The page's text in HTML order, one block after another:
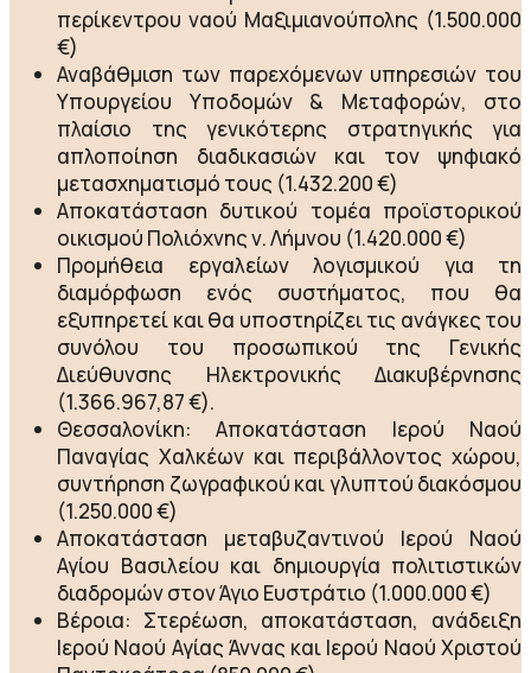
περίκεντρου ναού Μαξιμιανούπολης (1.500.000
€)
Αναβάθμιση των παρεχόμενων υπηρεσιών του
Υπουργείου Υποδομών & Μεταφορών, στο
πλαίσιο της γενικότερης στρατηγικής για
απλοποίηση διαδικασιών και τον ψηφιακό
μετασχηματισμό τους (1.432.200 €)
Αποκατάσταση δυτικού τομέα προϊστορικού
οικισμού Πολιόχνης ν. Λήμνου (1.420.000 €)
Προμήθεια εργαλείων λογισμικού για τη
διαμόρφωση ενός συστήματος, που θα
εξυπηρετεί και θα υποστηρίζει τις ανάγκες του
συνόλου του προσωπικού της Γενικής
Διεύθυνσης Ηλεκτρονικής Διακυβέρνησης
(1.366.967,87 €).
Θεσσαλονίκη: Αποκατάσταση Ιερού Ναού
Παναγίας Χαλκέων και περιβάλλοντος χώρου,
συντήρηση ζωγραφικού και γλυπτού διακόσμου
(1.250.000 €)
Αποκατάσταση μεταβυζαντινού Ιερού Ναού
Αγίου Βασιλείου και δημιουργία πολιτιστικών
διαδρομών στον Άγιο Ευστράτιο (1.000.000 €)
Βέροια: Στερέωση, αποκατάσταση, ανάδειξη
Ιερού Ναού Αγίας Άννας και Ιερού Ναού Χριστού